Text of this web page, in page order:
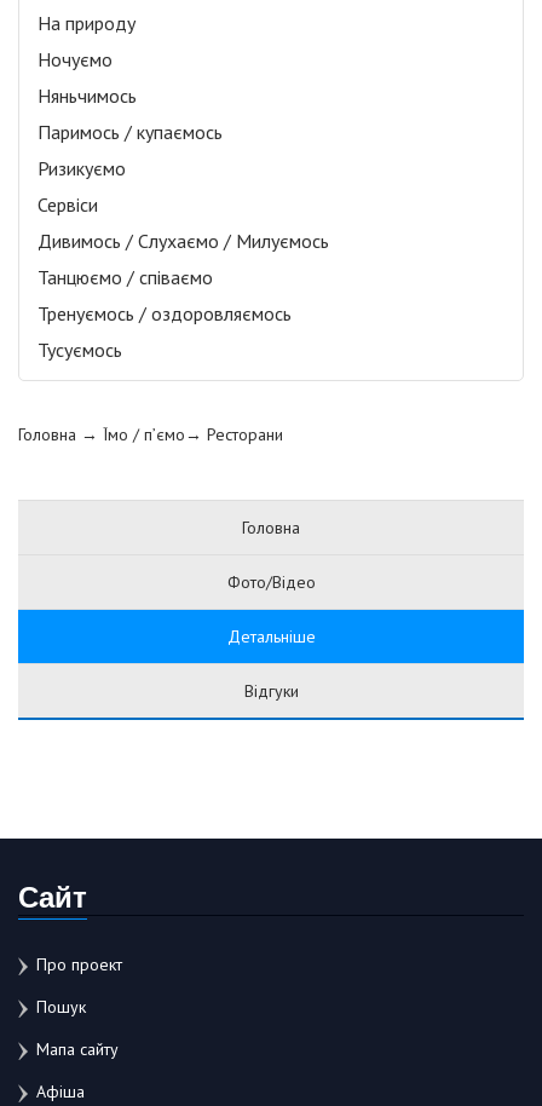
На природу
Ночуємо
Няньчимось
Паримось / купаємось
Ризикуємо
Сервіси
Дивимось / Слухаємо / Милуємось
Танцюємо / співаємо
Тренуємось / оздоровляємось
Тусуємось
Головна → Їмо / п’ємо→ Ресторани
Головна
Фото/Відео
Детальніше
Відгуки
Сайт
Про проект
Пошук
Мапа сайту
Афіша